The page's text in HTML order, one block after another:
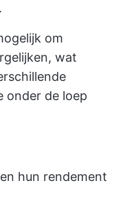
om
wat
onder de loep
hun rendement